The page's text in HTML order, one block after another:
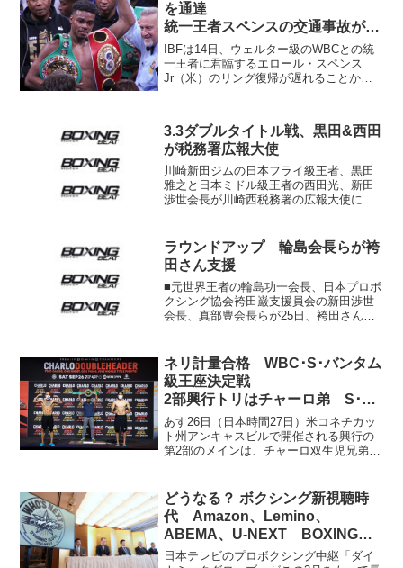
を通達
統一王者スペンスの交通事故が原
因
IBFは14日、ウェルター級のWBCとの統
一王者に君臨するエロール・スペンス
Jr（米）のリング復帰が遅れることから
アブドゥカハロフ（ウズベキスタン）
vs.3位セルゲイ...
3.3ダブルタイトル戦、黒田&西田
が税務署広報大使
川崎新田ジムの日本フライ級王者、黒田
雅之と日本ミドル級王者の西田光、新田
渉世会長が川崎西税務署の広報大使に任
よる確定申告などをPRした。 川崎新田
ジムは来年3...
ラウンドアップ 輪島会長らが袴
田さん支援
■元世界王者の輪島功一会長、日本プロボ
クシング協会袴田巌支援員会の新田渉世
会長、真部豊会長らが25日、袴田さんの
件は、静岡地裁が3月に再審開始の決定を
下し、袴田さんは釈...
ネリ計量合格 WBC･S･バンタム
級王座決定戦
2部興行トリはチャーロ弟 S･ウ
ェルター級3冠戦
あす26日（日本時間27日）米コネチカッ
ト州アンキャスビルで開催される興行の
第2部のメインは、チャーロ双生児兄弟の
歳）vs.WBAスーパー・IBF統一王者ジェ
イ...
どうなる？ ボクシング新視聴時
代 Amazon、Lemino、
ABEMA、U-NEXT BOXING
RAISE
日本テレビのプロボクシング中継「ダイ